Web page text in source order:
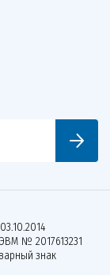
№ 2017613231
знак